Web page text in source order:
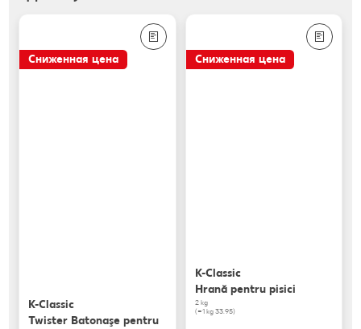
Сниженная цена
K-Classic
Twister Batonaşe pentru
Сниженная цена
K-Classic
Hrană pentru pisici
2 kg
(=1 kg 33.95)